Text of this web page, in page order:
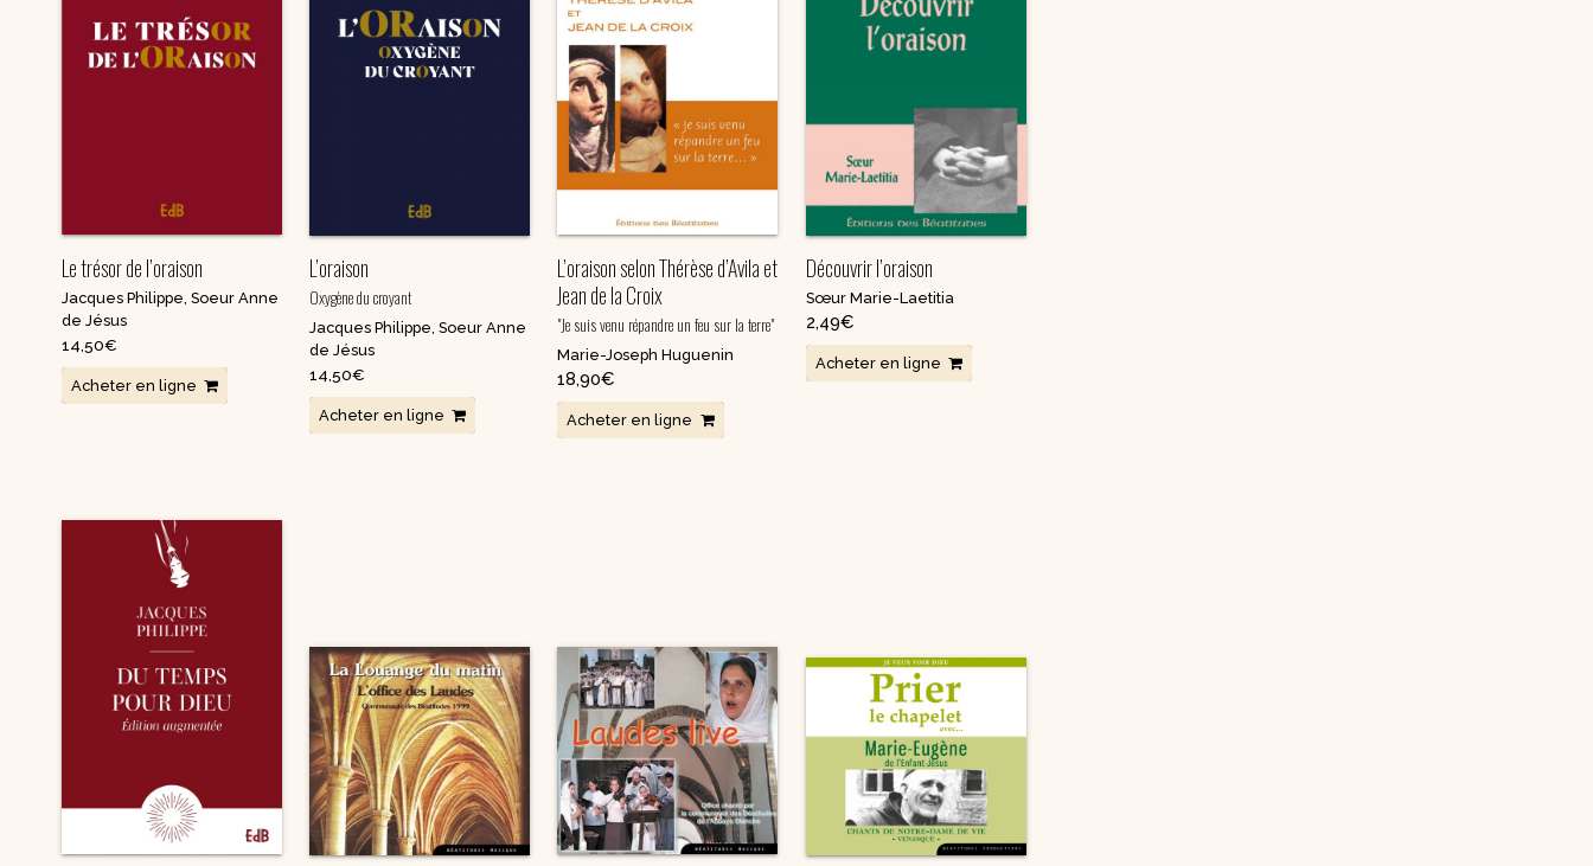
Saints et amis de Dieu
Spiritualité
Témoignages
Théologie
chrétien – Série III
Theologia
Aux Quatre Vents
CD Croissance
humaine
CD Témoignages
CD Mission et
évangélisation
CD Judaïsme
Le trésor de l’oraison
Jacques Philippe Soeur Anne
de Jésus
14,50€
Acheter en ligne
L’oraison
Oxygène du croyant
Jacques Philippe ,Soeur Anne
de Jésus
14,50€
Acheter en ligne
L’oraison selon Thérèse d’Avila et
Jean de la Croix
"Je suis venu répandre un feu sur la terre"
Marie-Joseph Huguenin
18,90€
Acheter en ligne
Découvrir l’oraison
Sœur Marie-Laetitia
2,49€
Acheter en ligne